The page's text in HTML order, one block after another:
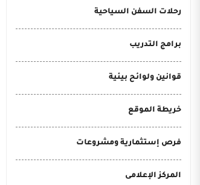
رحلات السفن السياحية
برامج التدريب
قوانين ولوائح بيئية
خريطة الموقع
فرص إستثمارية ومشروعات
المركز الإعلامى